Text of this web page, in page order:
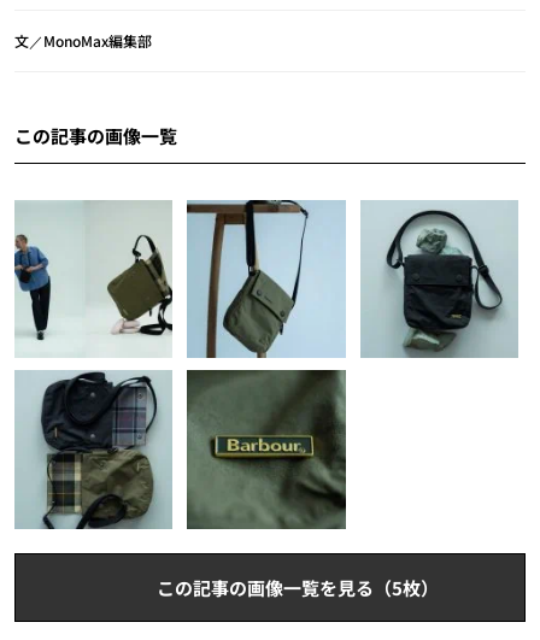
文／MonoMax編集部
この記事の画像一覧
この記事の画像一覧を見る（5枚）